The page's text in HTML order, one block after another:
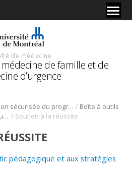
de médecine
de famille et de
d’urgence
Section sécurisée du programme de médecine de famille / Boîte à outils
Protégé : Évaluation et soutien à la réussite / Soutien à la réussite
pédagogique et aux stratégies